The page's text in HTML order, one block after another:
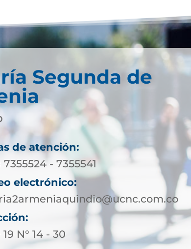
Segunda de
de atención:
7355524 - 7355541
electrónico:
N° 14 - 30